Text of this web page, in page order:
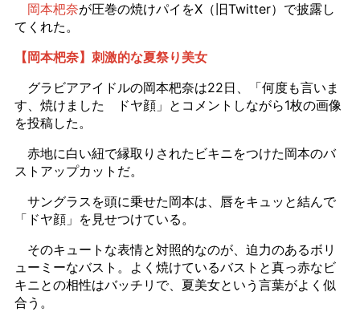
岡本杷奈が圧巻の焼けパイをX（旧Twitter）で披露し
てくれた。
【岡本杷奈】刺激的な夏祭り美女
グラビアアイドルの岡本杷奈は22日、「何度も言いま
す、焼けました ドヤ顔」とコメントしながら1枚の画像
を投稿した。
赤地に白い紐で縁取りされたビキニをつけた岡本のバ
ストアップカットだ。
サングラスを頭に乗せた岡本は、唇をキュッと結んで
「ドヤ顔」を見せつけている。
そのキュートな表情と対照的なのが、迫力のあるボリ
ューミーなバスト。よく焼けているバストと真っ赤なビ
キニとの相性はバッチリで、夏美女という言葉がよく似
合う。